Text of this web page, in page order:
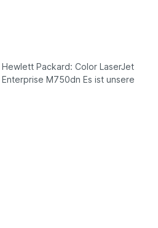
Packard: Color LaserJet
M750dn Es ist unsere